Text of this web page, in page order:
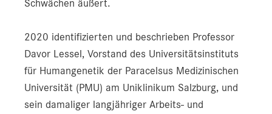
Schwächen äußert.
2020 identifizierten und beschrieben Professor
Davor Lessel, Vorstand des Universitätsinstituts
für Humangenetik der Paracelsus Medizinischen
Universität (PMU) am Uniklinikum Salzburg, und
sein damaliger langjähriger Arbeits- und